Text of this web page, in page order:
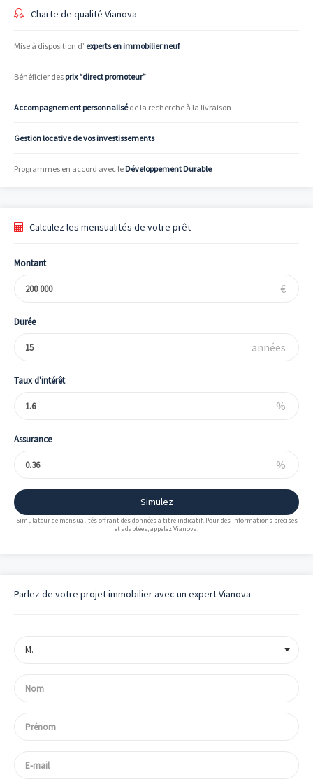
Charte de qualité Vianova
Mise à disposition d’ experts en immobilier neuf
Bénéficier des prix “direct promoteur”
Accompagnement personnaliséde la recherche à la livraison
Gestion locative de vos investissements
Programmes en accord avec le Développement Durable
Calculez les mensualités de votre prêt
Montant
€
Durée
années
Taux d'intérêt
%
Assurance
%
Simulez
Simulateur de mensualités offrant des données à titre indicatif. Pour des informations précises
et adaptées, appelez Vianova.
Parlez de votre projet immobilier avec un expert Vianova
M.